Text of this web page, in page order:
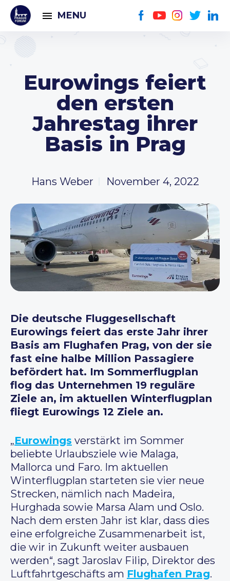
MENU
Eurowings feiert
den ersten
Jahrestag ihrer
Basis in Prag
Hans Weber November 4, 2022
Die deutsche Fluggesellschaft
Eurowings feiert das erste Jahr ihrer
Basis am Flughafen Prag, von der sie
fast eine halbe Million Passagiere
befördert hat. Im Sommerflugplan
flog das Unternehmen 19 reguläre
Ziele an, im aktuellen Winterflugplan
fliegt Eurowings 12 Ziele an.
„Eurowings verstärkt im Sommer
beliebte Urlaubsziele wie Malaga,
Mallorca und Faro. Im aktuellen
Winterflugplan starteten sie vier neue
Strecken, nämlich nach Madeira,
Hurghada sowie Marsa Alam und Oslo.
Nach dem ersten Jahr ist klar, dass dies
eine erfolgreiche Zusammenarbeit ist,
die wir in Zukunft weiter ausbauen
werden“, sagt Jaroslav Filip, Direktor des
Luftfahrtgeschäfts am Flughafen Prag.